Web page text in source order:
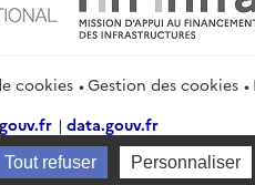
cookies Gestion des cookies
data.gouv.fr
Tout refuser Personnaliser